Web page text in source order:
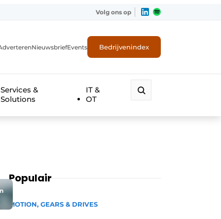
Volg ons op
NieuwsbriefEvents Bedrijvenindex
Services &
Solutions
IT &
OT
Populair
MOTION, GEARS & DRIVES